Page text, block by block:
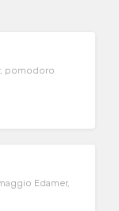
pomodoro
Edamer,